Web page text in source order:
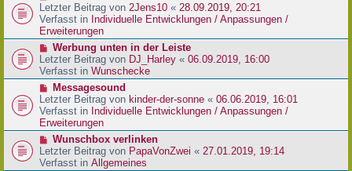
r
a
g
B
e
i
r
a
g
e
u
e
r
B
e
i
r
a
g
Letzter Beitrag von 2Jens10 « 28.09.2019, 20:21
Verfasst in Individuelle Entwicklungen / Anpassungen /
Erweiterungen
N
e
u
e
r
B
e
i
r
a
Werbung unten in der Leiste
Letzter Beitrag von DJ_Harley « 06.09.2019, 16:00
Verfasst in Wunschecke
N
e
u
e
r
B
e
Messagesound
Letzter Beitrag von kinder-der-sonne « 06.06.2019, 16:01
Verfasst in Individuelle Entwicklungen / Anpassungen /
Erweiterungen
N
e
u
Wunschbox verlinken
Letzter Beitrag von PapaVonZwei « 27.01.2019, 19:14
Verfasst in Allgemeines